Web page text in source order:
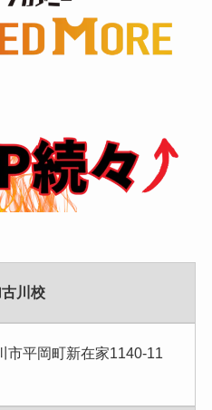
川校
市平岡町新在家1140-11